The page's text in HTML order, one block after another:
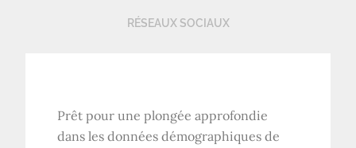
RÉSEAUX SOCIAUX
Prêt pour une plongée approfondie
dans les données démographiques de